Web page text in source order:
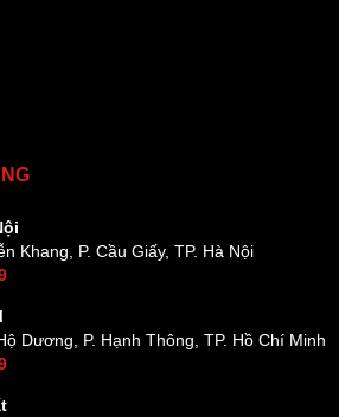
Khang, P. Cầu Giấy, TP. Hà Nội
Dương, P. Hạnh Thông, TP. Hồ Chí Minh